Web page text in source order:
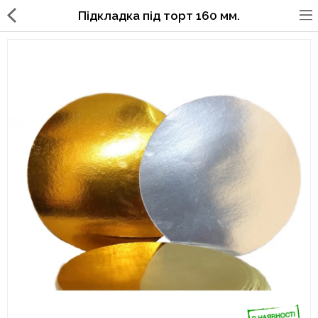
Підкладка під торт 160 мм.
Упаковка для фаст фуда, піцерій,
ресторанів
Склянки, кришки, тримачі,
трубочки
Упаковка для суші
Паперові пакети та куточки
Картонні коробки
Коробки для кондитерських